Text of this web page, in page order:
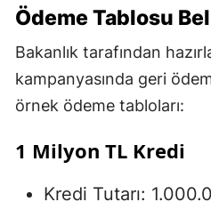
Ödeme Tablosu
Bakanlık tarafından
kampanyasında geri
örnek ödeme tabloları:
1 Milyon TL Kredi
Kredi Tutarı: